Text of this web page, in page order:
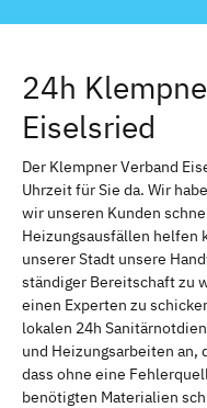
24h
Eiselsried
Der Klempner Verband
Uhrzeit für Sie da. Wir
wir unseren Kunden
Heizungsausfällen helfen
unserer Stadt unsere
ständiger Bereitschaft zu
einen Experten zu
lokalen 24h
und Heizungsarbeiten
dass ohne eine
benötigten Materialien